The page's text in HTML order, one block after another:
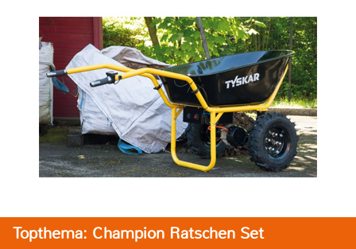
Topthema: Champion Ratschen Set